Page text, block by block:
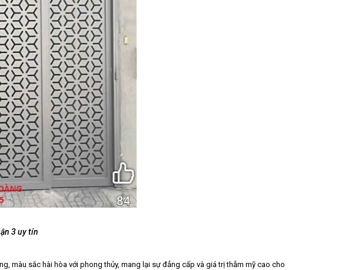
3 uy tín
màu sắc hài hòa với phong thủy, mang lại sự đẳng cấp và giá trị thẫm mỹ cao cho